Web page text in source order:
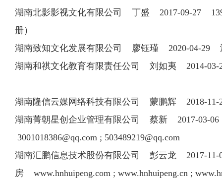
湖南北影影视文化有限公司 丁盛 2017-09-27
册）
湖南致知文化发展有限公司 廖钰瑾 2020-04-29
湖南和祺文化教育有限责任公司 刘如夷 2014-
湖南隆信云媒网络科技有限公司 蒙鹏辉 2018-
湖南菁朝星创企业管理有限公司 蔡新 2017-03-06
3001018386@qq.com; 503489219@qq.com
湖南汇鹏信息技术股份有限公司 彭云龙 2017-11-
房 www.hnhuipeng.com ; www.hnhuipeng.cn ;